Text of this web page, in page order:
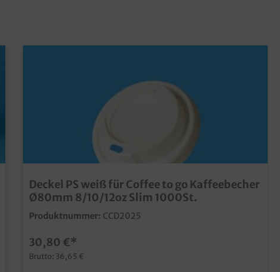
Deckel PS weiß für Coffee to go Kaffeebecher
Ø80mm 8/10/12oz Slim 1000St.
Produktnummer: CCD2025
30,80 €*
Brutto: 36,65 €